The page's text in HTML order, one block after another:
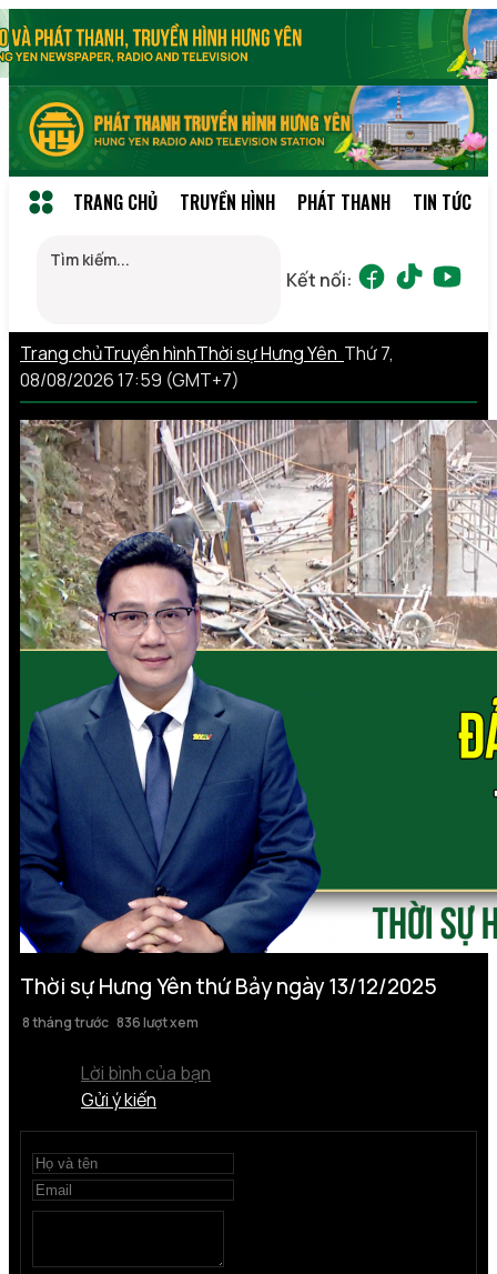
TRANG CHỦ TRUYỀN HÌNH PHÁT THANH TIN TỨC
Kết nối:
Trang chủTruyền hìnhThời sự Hưng Yên Thứ 7,
08/08/2026 17:59 (GMT+7)
Thời sự Hưng Yên thứ Bảy ngày 13/12/2025
8 tháng trước 836 lượt xem
Lời bình của bạn
Gửi ý kiến